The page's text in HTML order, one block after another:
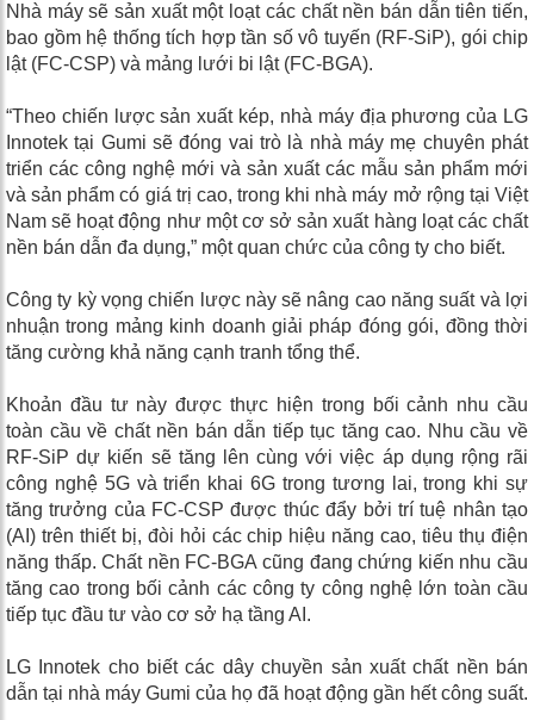
Nhà máy sẽ sản xuất một loạt các chất nền bán dẫn tiên tiến,
bao gồm hệ thống tích hợp tần số vô tuyến (RF-SiP), gói chip
lật (FC-CSP) và mảng lưới bi lật (FC-BGA).
“Theo chiến lược sản xuất kép, nhà máy địa phương của LG
Innotek tại Gumi sẽ đóng vai trò là nhà máy mẹ chuyên phát
triển các công nghệ mới và sản xuất các mẫu sản phẩm mới
và sản phẩm có giá trị cao, trong khi nhà máy mở rộng tại Việt
Nam sẽ hoạt động như một cơ sở sản xuất hàng loạt các chất
nền bán dẫn đa dụng,” một quan chức của công ty cho biết.
Công ty kỳ vọng chiến lược này sẽ nâng cao năng suất và lợi
nhuận trong mảng kinh doanh giải pháp đóng gói, đồng thời
tăng cường khả năng cạnh tranh tổng thể.
Khoản đầu tư này được thực hiện trong bối cảnh nhu cầu
toàn cầu về chất nền bán dẫn tiếp tục tăng cao. Nhu cầu về
RF-SiP dự kiến ​​sẽ tăng lên cùng với việc áp dụng rộng rãi
công nghệ 5G và triển khai 6G trong tương lai, trong khi sự
tăng trưởng của FC-CSP được thúc đẩy bởi trí tuệ nhân tạo
(AI) trên thiết bị, đòi hỏi các chip hiệu năng cao, tiêu thụ điện
năng thấp. Chất nền FC-BGA cũng đang chứng kiến ​​nhu cầu
tăng cao trong bối cảnh các công ty công nghệ lớn toàn cầu
tiếp tục đầu tư vào cơ sở hạ tầng AI.
LG Innotek cho biết các dây chuyền sản xuất chất nền bán
dẫn tại nhà máy Gumi của họ đã hoạt động gần hết công suất.